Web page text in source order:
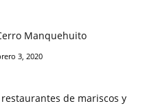
Manquehuito
3, 2020
de mariscos y